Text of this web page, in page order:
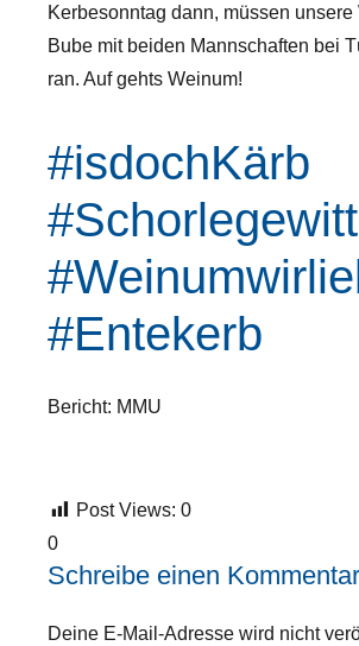
Kerbesonntag dann, müssen unsere
Bube mit beiden Mannschaften bei
ran. Auf gehts Weinum!
#isdochKärb
#Entekerb
Bericht: MMU
Post Views: 0
0
Schreibe einen Kommentar
Deine E-Mail-Adresse wird nicht